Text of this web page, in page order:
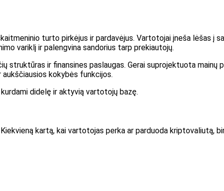
turto pirkėjus ir pardavėjus. Vartotojai įneša lėšas į
variklį ir palengvina sandorius tarp prekiautojų.
struktūras ir finansines paslaugas. Gerai suprojektuota
kokybės funkcijos.
didelę ir aktyvią vartotojų bazę.
kartą, kai vartotojas perka ar parduoda kriptovaliutą,